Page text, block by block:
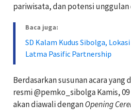
pariwisata, dan potensi unggulan
Baca juga:
SD Kalam Kudus Sibolga,
Latma Pasific Partnership
Berdasarkan susunan acara yang
resmi @pemko_sibolga Kamis,
akan diawali denganOpening